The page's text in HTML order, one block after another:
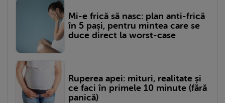
Mi-e frică să nasc: plan anti-frică
în 5 pași, pentru mintea care se
duce direct la worst-case
Ruperea apei: mituri, realitate și
ce faci în primele 10 minute (fără
panică)